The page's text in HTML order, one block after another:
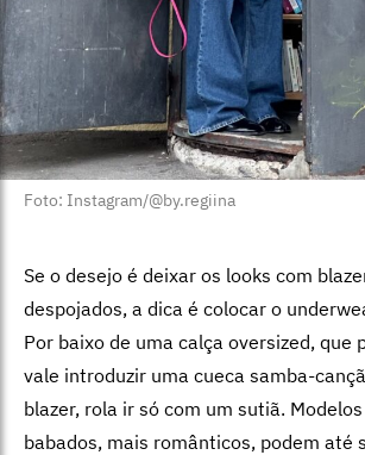
Foto: Instagram/@by.regiina
Se o desejo é deixar os looks com
despojados, a dica é colocar o
Por baixo de uma calça oversized, que
vale introduzir uma cueca samba-
blazer, rola ir só com um sutiã.
babados, mais românticos, podem até